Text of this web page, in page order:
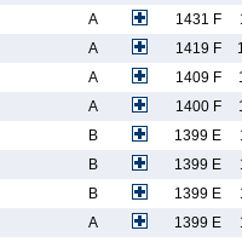
A 1431 F
A 1419 F
A 1409 F
A 1400 F
B 1399 E
B 1399 E
B 1399 E
A 1399 E